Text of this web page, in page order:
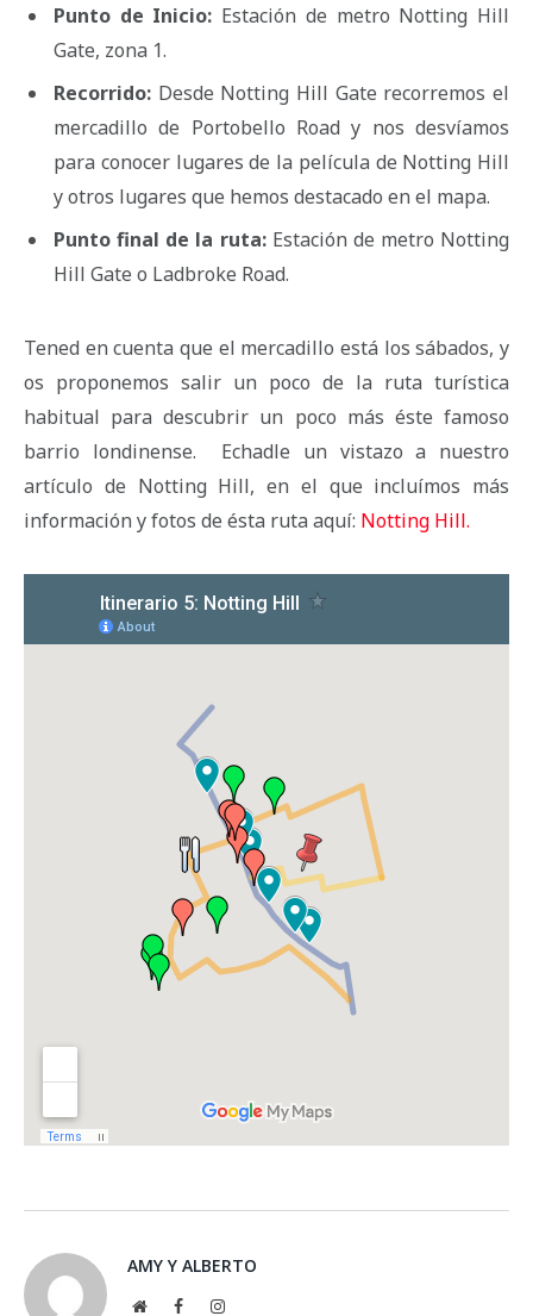
Punto de Inicio: Estación de metro Notting Hill
Gate, zona 1.
Recorrido: Desde Notting Hill Gate recorremos el
mercadillo de Portobello Road y nos desvíamos
para conocer lugares de la película de Notting Hill
y otros lugares que hemos destacado en el mapa.
Punto final de la ruta:Estación de metro Notting
Hill Gate o Ladbroke Road.
Tened en cuenta que el mercadillo está los sábados, y
os proponemos salir un poco de la ruta turística
habitual para descubrir un poco más éste famoso
barrio londinense. Echadle un vistazo a nuestro
artículo de Notting Hill, en el que incluímos más
información y fotos de ésta ruta aquí: Notting Hill.
AMY Y ALBERTO
WebsiteFacebookInstagram